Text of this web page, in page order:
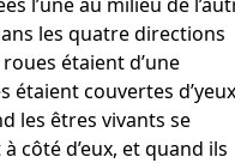
les quatre directions
étaient d’une
étaient couvertes d’yeux
les êtres vivants se
côté d’eux, et quand ils